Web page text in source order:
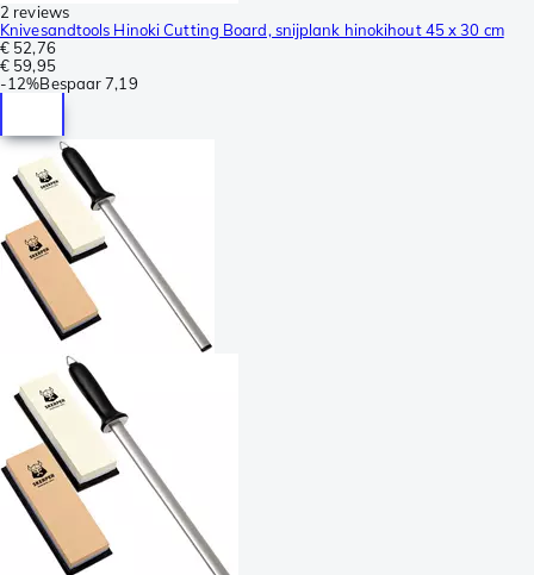
2 reviews
Knivesandtools Hinoki Cutting Board, snijplank hinokihout 45 x 30 cm
€ 52,76
€ 59,95
-12%Bespaar 7,19